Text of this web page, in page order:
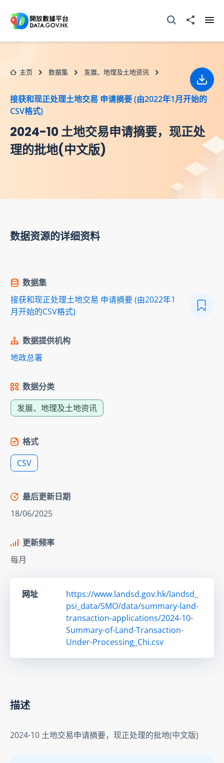
打开搜寻器分享至
主页 数据集 发展、地理及土地资讯
接获和现正处理土地交易 申请摘要 (由2022年1月开始的
CSV格式)
2024-10 土地交易申请摘要，现正处
理的批地(中文版)
下载
数据资源的详细资料
数据集
接获和现正处理土地交易 申请摘要 (由2022年1
月开始的CSV格式)
数据提供机构
地政总署
数据分类
发展、地理及土地资讯
格式
CSV
最后更新日期
18/06/2025
更新频率
每月
网址
https://www.landsd.gov.hk/landsd_
psi_data/SMO/data/summary-land-
transaction-applications/2024-10-
Summary-of-Land-Transaction-
Under-Processing_Chi.csv
描述
2024-10 土地交易申请摘要，现正处理的批地(中文版)